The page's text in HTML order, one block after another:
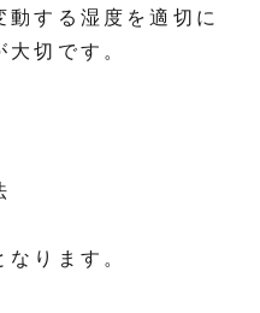
する湿度を適切に
切です。
ります。